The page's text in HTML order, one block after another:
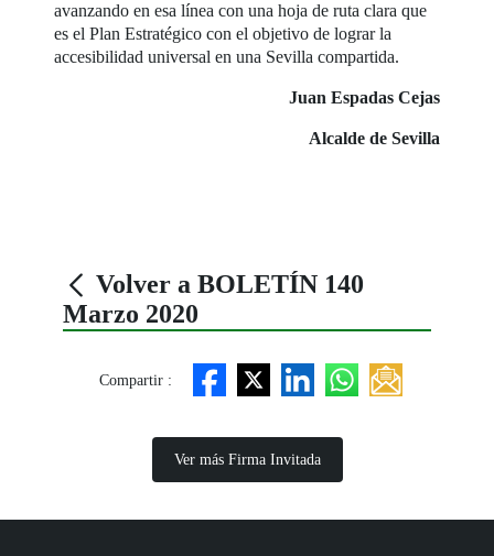
avanzando en esa línea con una hoja de ruta clara que
es el Plan Estratégico con el objetivo de lograr la
accesibilidad universal en una Sevilla compartida.
Juan Espadas Cejas
Alcalde de Sevilla
Volver a BOLETÍN 140
Marzo 2020
Compartir :
Ver más Firma Invitada